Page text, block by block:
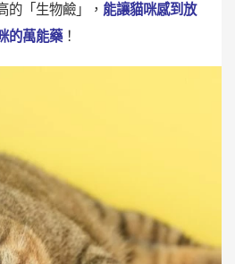
的「生物鹼」， 能讓貓咪感到放
的萬能藥！